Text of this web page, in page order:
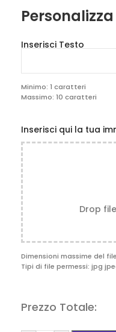
Inserisci Testo
Minimo: 1 caratteri
Massimo: 10 caratteri
Inserisci qui la tua
Drop
Dimensioni massime del
Tipi di file permessi: jpg
Prezzo Totale: